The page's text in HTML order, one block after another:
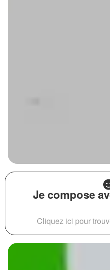
Je compose
Cliquez ici pour